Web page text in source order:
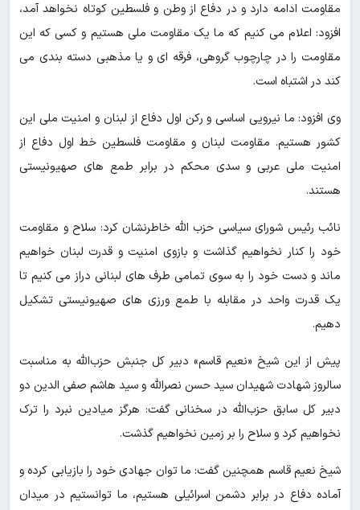
مقاومت ادامه دارد و در دفاع از وطن و فلسطین کوتاه نخواهد آمد،
افزود: اعلام می کنیم که ما یک مقاومت ملی هستیم و کسی که این
مقاومت را در چارچوب گروهی، فرقه ای و یا مذهبی دسته بندی می
کند در اشتباه است.
وی افزود: ما نیرویی اساسی و رکن اول دفاع از لبنان و امنیت ملی این
کشور هستیم. مقاومت لبنان و مقاومت فلسطین خط اول دفاع از
امنیت ملی عربی و سدی محکم در برابر طمع های صهیونیستی
هستند.
نائب رئیس شورای سیاسی حزب الله خاطرنشان کرد: سلاح و مقاومت
خود را کنار نخواهیم گذاشت و بازوی امنیت و قدرت لبنان خواهیم
ماند و دست خود را به سوی تمامی طرف های لبنانی دراز می کنیم تا
یک قدرت واحد در مقابله با طمع ورزی های صهیونیستی تشکیل
دهیم.
پیش از این شیخ «نعیم قاسم» دبیر کل جنبش حزب‌الله به مناسبت
سالروز شهادت شهیدان سید حسن نصرالله و سید هاشم صفی الدین دو
دبیر کل سابق حزب‌الله در سخنانی گفت: هرگز میادین نبرد را ترک
نخواهیم کرد و سلاح را بر زمین نخواهیم گذشت.
شیخ نعیم قاسم همچنین گفت: ما توان جهادی خود را بازیابی کرده و
آماده دفاع در برابر دشمن اسرائیلی هستیم، ما توانستیم در میدان